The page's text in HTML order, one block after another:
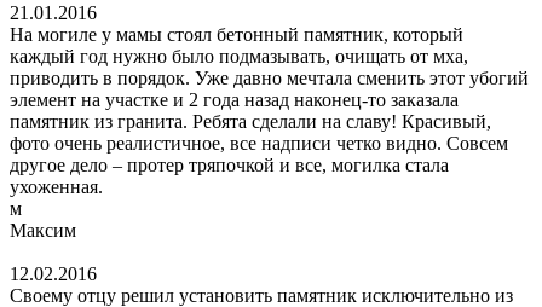
21.01.2016
На могиле у мамы стоял бетонный памятник, который
каждый год нужно было подмазывать, очищать от мха,
приводить в порядок. Уже давно мечтала сменить этот убогий
элемент на участке и 2 года назад наконец-то заказала
памятник из гранита. Ребята сделали на славу! Красивый,
фото очень реалистичное, все надписи четко видно. Совсем
другое дело – протер тряпочкой и все, могилка стала
ухоженная.
м
Максим
12.02.2016
Своему отцу решил установить памятник исключительно из